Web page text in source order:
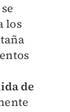
los
de